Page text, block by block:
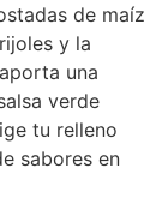
de maíz
y la
una
verde
tu relleno
sabores en